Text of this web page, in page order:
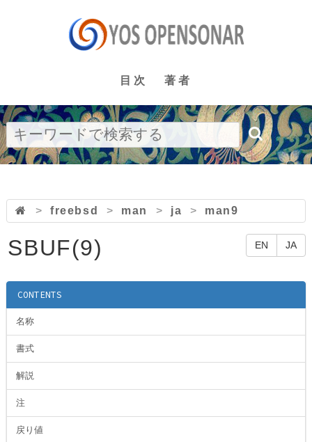
目次 著者
> freebsd > man > ja > man9
EN JA
SBUF(9)
CONTENTS
名称
書式
解説
注
戻り値